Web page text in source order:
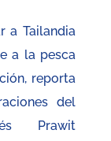
a Tailandia
a la pesca
reporta
del
Prawit